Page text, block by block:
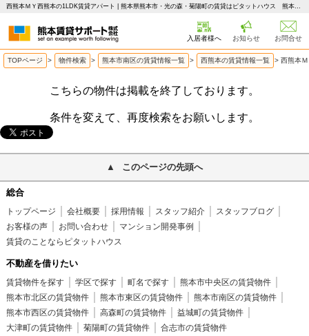
西熊本ＭＹ西熊本の1LDK賃貸アパート | 熊本県熊本市・光の森・菊陽町の賃貸はピタットハウス 熊本賃貸サポート
入居者様へ お知らせ お問合せ
TOPページ > 物件検索 > 熊本市南区の賃貸情報一覧 > 西熊本の賃貸情報一覧 > 西熊本
こちらの物件は掲載を終了しております。
条件を変えて、再度検索をお願いします。
このページの先頭へ
総合
トップページ 会社概要 採用情報 スタッフ紹介
スタッフブログ
お客様の声
お問い合わせ
マンション開発事例
賃貸のことならピタットハウス
不動産を借りたい
賃貸物件を探す 学区で探す 町名で探す
熊本市中央区の賃貸物件
熊本市北区の賃貸物件
熊本市東区の賃貸物件
熊本市南区の賃貸物件
熊本市西区の賃貸物件
高森町の賃貸物件
益城町の賃貸物件
大津町の賃貸物件
菊陽町の賃貸物件 合志市の賃貸物件